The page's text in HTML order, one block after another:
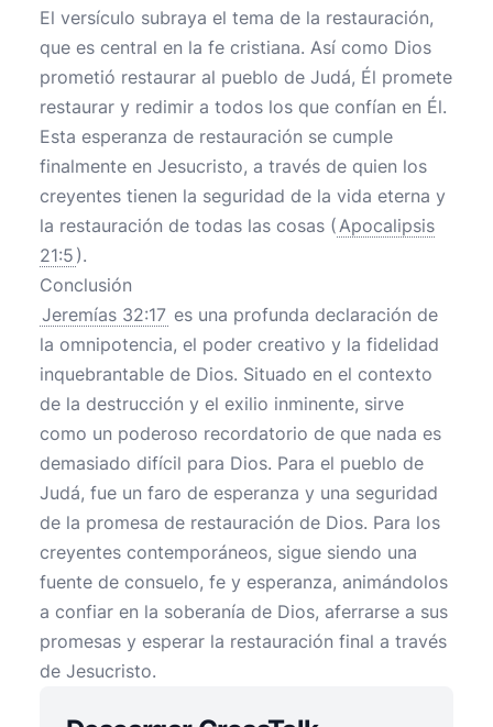
El versículo subraya el tema de la restauración,
que es central en la fe cristiana. Así como Dios
prometió restaurar al pueblo de Judá, Él promete
restaurar y redimir a todos los que confían en Él.
Esta esperanza de restauración se cumple
finalmente en Jesucristo, a través de quien los
creyentes tienen la seguridad de la vida eterna y
la restauración de todas las cosas (Apocalipsis
21:5 ).
Conclusión
Jeremías 32:17 es una profunda declaración de
la omnipotencia, el poder creativo y la fidelidad
inquebrantable de Dios. Situado en el contexto
de la destrucción y el exilio inminente, sirve
como un poderoso recordatorio de que nada es
demasiado difícil para Dios. Para el pueblo de
Judá, fue un faro de esperanza y una seguridad
de la promesa de restauración de Dios. Para los
creyentes contemporáneos, sigue siendo una
fuente de consuelo, fe y esperanza, animándolos
a confiar en la soberanía de Dios, aferrarse a sus
promesas y esperar la restauración final a través
de Jesucristo.